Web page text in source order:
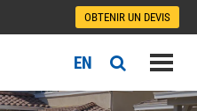
OBTENIR UN DEVIS
EN